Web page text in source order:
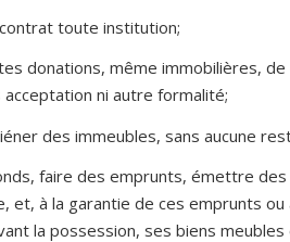
toute institution;
donations, même immobilières,
ni autre formalité;
des immeubles, sans aucune
faire des emprunts, émettre
et, à la garantie de ces emprunts
la possession, ses biens